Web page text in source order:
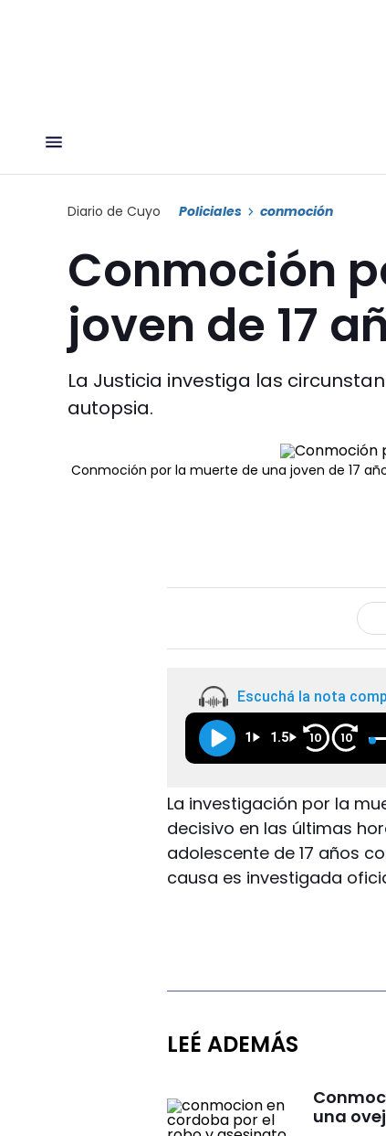
Diario de Cuyo Policiales conmoción
Conmoción
joven de 17
La Justicia investiga las
autopsia.
Conmoción por la muerte de una joven de 17
Escuchá la nota
1 1.5 10 10
La investigación por la
decisivo en las últimas
adolescente de 17 años
causa es investigada
LEÉ ADEMÁS
una